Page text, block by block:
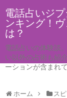
電話占いジ
ンキング！
は？
電話占いの体験談
い以外の占術も紹
ーションが含まれ
ホーム ス